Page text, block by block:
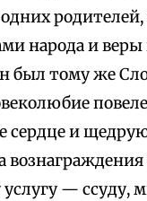
родителей,
народа и веры
был тому же
сердце и
вознаграждения
услугу — ссуду,